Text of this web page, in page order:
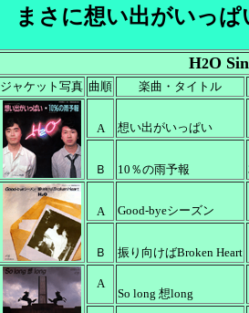
まさに想い出がいっ
H2O
ジャケット写真 曲順 楽曲・タイトル
A 想い出がいっぱい
Ｂ 10％の雨予報
A Good-byeシーズン
Ｂ 振り向けばBroken Heart
A
So long 想long